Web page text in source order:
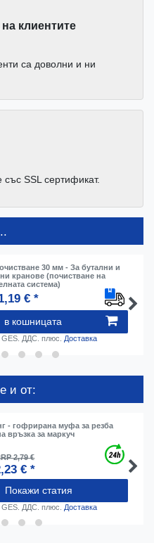
клиентите
са доволни и ни
SSL сертификат.
30 мм - За бутални и
кранове (почистване на
система)
€ *
в кошницата
GES. ДДС. плюс. Доставка
и от:
- гофрирана муфа за резба
връзка за маркуч
2,79 €
€ *
Покажи статия
GES. ДДС. плюс. Доставка